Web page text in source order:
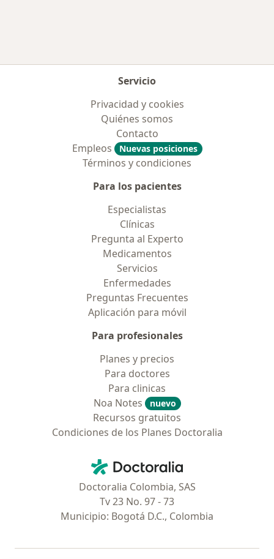
Servicio
Privacidad y cookies
Quiénes somos
Contacto
Empleos
Nuevas posiciones
Términos y condiciones
Para los pacientes
Especialistas
Clínicas
Pregunta al Experto
Medicamentos
Servicios
Enfermedades
Preguntas Frecuentes
Aplicación para móvil
Para profesionales
Planes y precios
Para doctores
Para clinicas
Noa Notes
nuevo
Recursos gratuitos
Condiciones de los Planes Doctoralia
Doctoralia - Página de inicio
Doctoralia Colombia, SAS
Tv 23 No. 97 - 73
Municipio: Bogotá D.C., Colombia